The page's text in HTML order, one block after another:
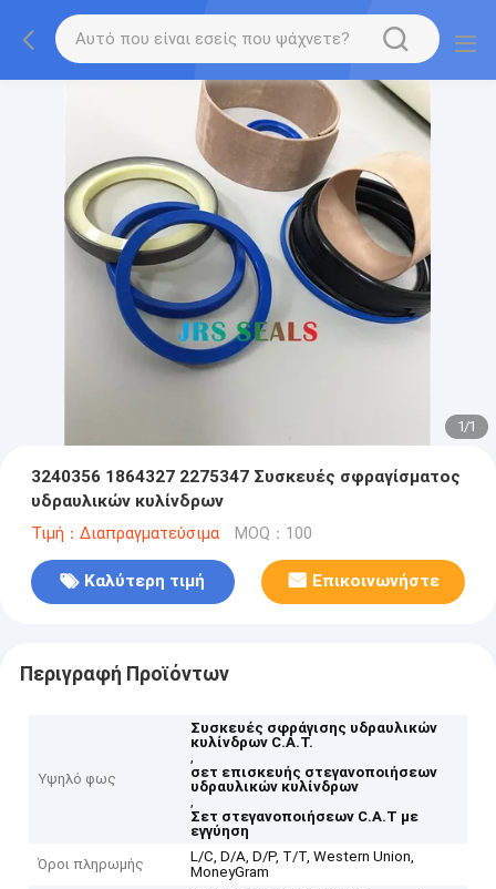
1/1
3240356 1864327 2275347 Συσκευές σφραγίσματος
υδραυλικών κυλίνδρων
Τιμή：Διαπραγματεύσιμα MOQ：100
Καλύτερη τιμή Επικοινωνήστε
Περιγραφή Προϊόντων
Υψηλό φως
Συσκευές σφράγισης υδραυλικών
κυλίνδρων C.A.T.
,
σετ επισκευής στεγανοποιήσεων
υδραυλικών κυλίνδρων
,
Σετ στεγανοποιήσεων C.A.T με
εγγύηση
Όροι πληρωμής
L/C, D/A, D/P, T/T, Western Union,
MoneyGram